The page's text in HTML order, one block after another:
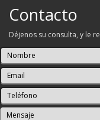
Contacto
Déjenos su consulta, y le